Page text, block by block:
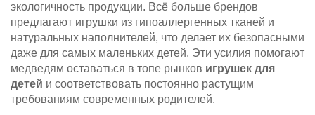
экологичность продукции. Всё больше брендов
предлагают игрушки из гипоаллергенных тканей и
натуральных наполнителей, что делает их безопасными
даже для самых маленьких детей. Эти усилия помогают
медведям оставаться в топе рынков игрушек для
детей и соответствовать постоянно растущим
требованиям современных родителей.